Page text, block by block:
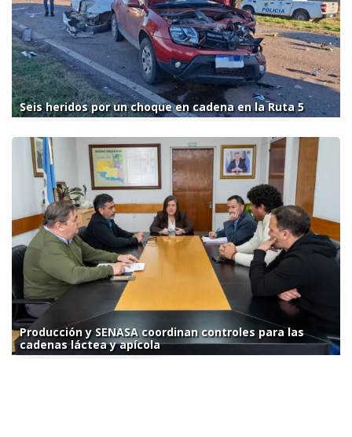
Seis heridos por un choque en cadena en la Ruta 5
Producción y SENASA coordinan controles para las
cadenas láctea y apícola